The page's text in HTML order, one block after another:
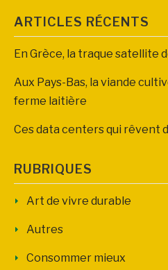
ARTICLES RÉCENTS
En Grèce, la traque satellite
Aux Pays-Bas, la viande
ferme laitière
Ces data centers qui rêvent
RUBRIQUES
Art de vivre durable
Autres
Consommer mieux